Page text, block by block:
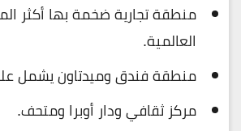
منطقة تجارية ضخمة بها أكثر
العالمية.
منطقة فندق وميدتاون يشمل على 6
مركز ثقافي ودار أوبرا ومتحف.